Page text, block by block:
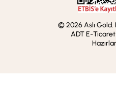
© 2026 Aslı Gold.
ADT E-